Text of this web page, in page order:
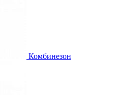
Комбинезон